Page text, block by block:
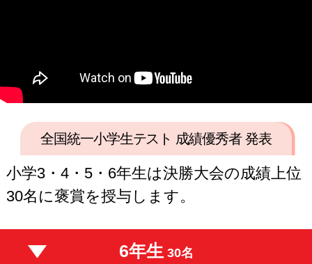
全国統一小学生テスト 成績優秀者 発表
小学3・4・5・6年生は決勝大会の成績上位
30名に褒賞を授与します。
6年生 30名